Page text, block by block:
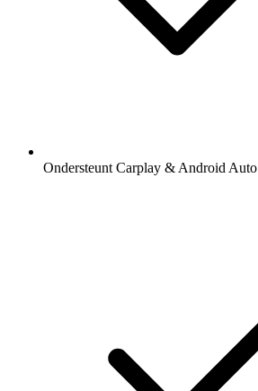
Ondersteunt Carplay & Android Auto